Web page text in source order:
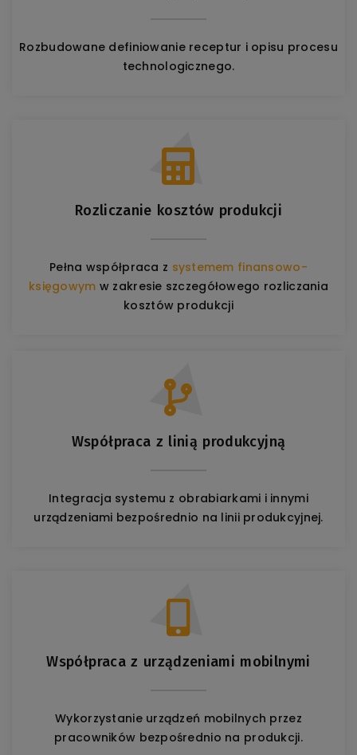
Rozbudowane definiowanie receptur i opisu procesu
technologicznego.
Rozliczanie kosztów produkcji
Pełna współpraca z systemem finansowo-
księgowym w zakresie szczegółowego rozliczania
kosztów produkcji
Współpraca z linią produkcyjną
Integracja systemu z obrabiarkami i innymi
urządzeniami bezpośrednio na linii produkcyjnej.
Współpraca z urządzeniami mobilnymi
Wykorzystanie urządzeń mobilnych przez
pracowników bezpośrednio na produkcji.